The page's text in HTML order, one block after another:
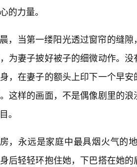
的力量。
，当第一缕阳光透过窗帘的缝
为妻子披好被子的细微动作。
，在妻子的额头上印下一个早
这样的画面，不是偶像剧里的
。
，永远是家庭中最具烟火气的
后轻轻环抱住她，下巴搭在她